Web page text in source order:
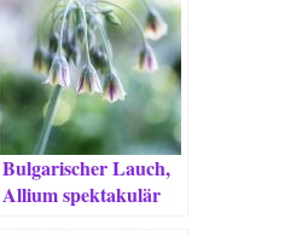
Bulgarischer Lauch,
Allium spektakulär